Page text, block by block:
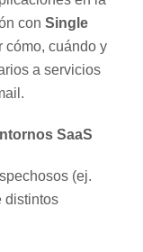
con Single
cuándo y
a servicios
SaaS
(ej.
distintos